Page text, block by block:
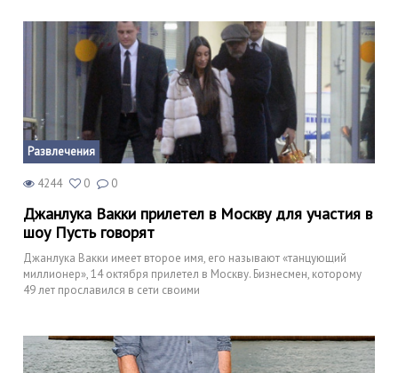
Развлечения
4244 0 0
Джанлука Вакки прилетел в Москву для участия в
шоу Пусть говорят
Джанлука Вакки имеет второе имя, его называют «танцующий
миллионер», 14 октября прилетел в Москву. Бизнесмен, которому
49 лет прославился в сети своими